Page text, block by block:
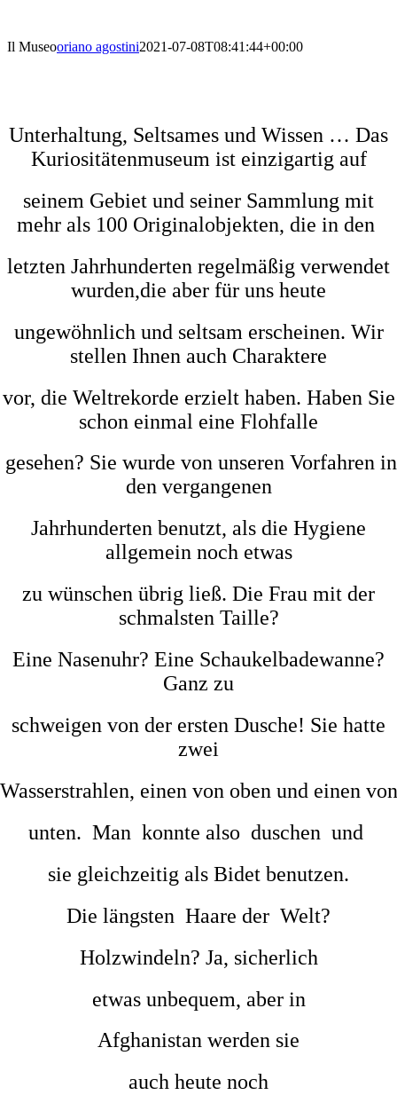
Il Museooriano agostini2021-07-08T08:41:44+00:00
Unterhaltung, Seltsames und Wissen … Das
Kuriositätenmuseum ist einzigartig auf
seinem Gebiet und seiner Sammlung mit
mehr als 100 Originalobjekten, die in den
letzten Jahrhunderten regelmäßig verwendet
wurden,die aber für uns heute
ungewöhnlich und seltsam erscheinen. Wir
stellen Ihnen auch Charaktere
vor, die Weltrekorde erzielt haben. Haben Sie
schon einmal eine Flohfalle
gesehen? Sie wurde von unseren Vorfahren in
den vergangenen
Jahrhunderten benutzt, als die Hygiene
allgemein noch etwas
zu wünschen übrig ließ. Die Frau mit der
schmalsten Taille?
Eine Nasenuhr? Eine Schaukelbadewanne?
Ganz zu
schweigen von der ersten Dusche! Sie hatte
zwei
Wasserstrahlen, einen von oben und einen von
unten. Man konnte also duschen und
sie gleichzeitig als Bidet benutzen.
Die längsten Haare der Welt?
Holzwindeln? Ja, sicherlich
etwas unbequem, aber in
Afghanistan werden sie
auch heute noch